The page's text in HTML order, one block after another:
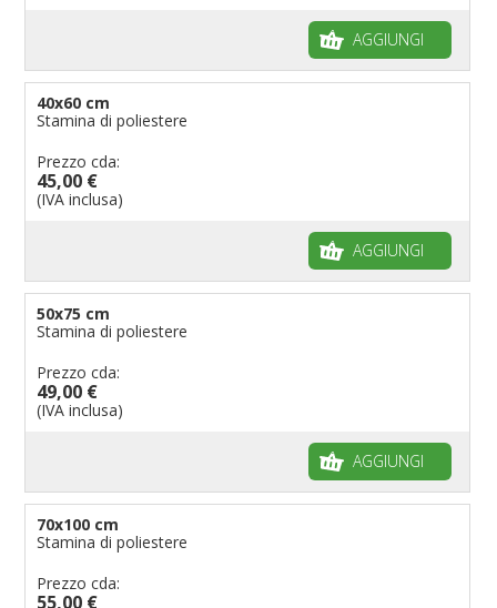
AGGIUNGI
40x60 cm
Stamina di poliestere
Prezzo cda:
45,00 €
(IVA inclusa)
AGGIUNGI
50x75 cm
Stamina di poliestere
Prezzo cda:
49,00 €
(IVA inclusa)
AGGIUNGI
70x100 cm
Stamina di poliestere
Prezzo cda:
55,00 €